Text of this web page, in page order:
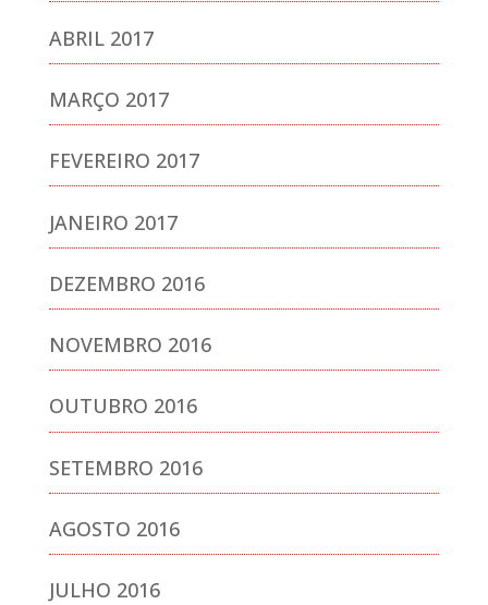
ABRIL 2017
MARÇO 2017
FEVEREIRO 2017
JANEIRO 2017
DEZEMBRO 2016
NOVEMBRO 2016
OUTUBRO 2016
SETEMBRO 2016
AGOSTO 2016
JULHO 2016